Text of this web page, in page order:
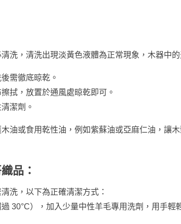
洗，清洗出現淡黃色液體為正常現象，木器中
需徹底晾乾。
拭，放置於通風處晾乾即可。
潔劑。
油或食用乾性油，例如紫蘇油或亞麻仁油，讓
品：
洗，以下為正確清潔方式：
30°C），加入少量中性羊毛專用洗劑，用手